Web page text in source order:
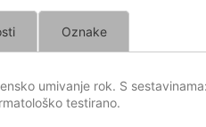
Oznake
umivanje rok. S
testirano.